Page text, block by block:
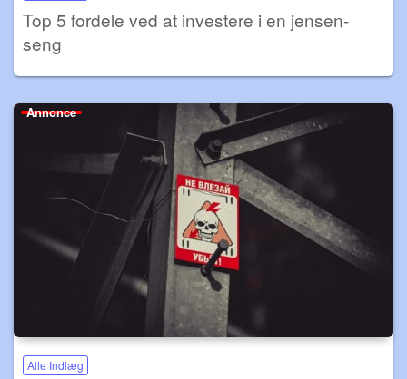
Top 5 fordele ved at investere i en jensen-
seng
Annonce
Alle Indlæg